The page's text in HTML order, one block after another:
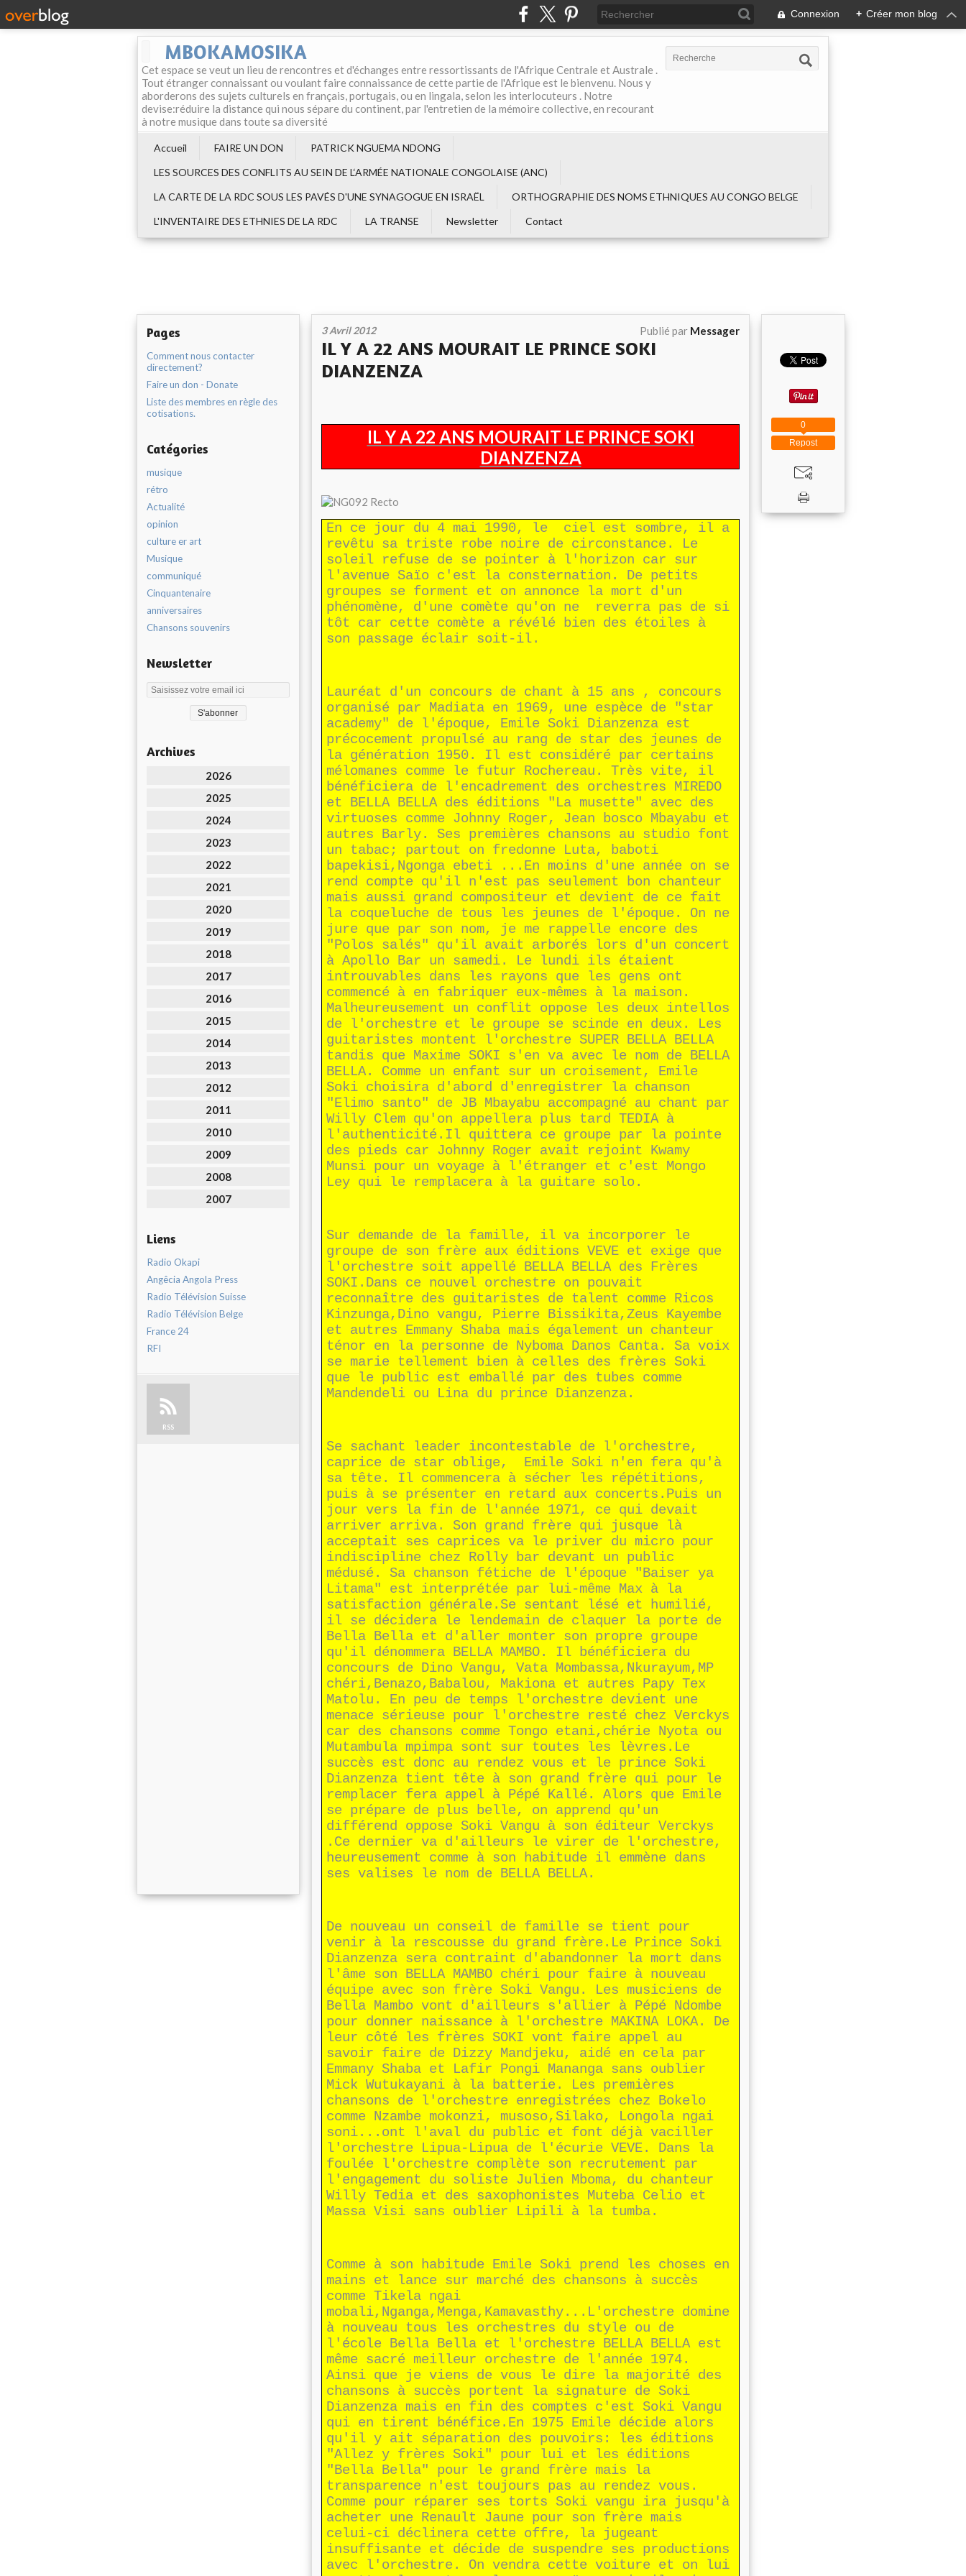
Connexion + Créer mon blog
MBOKAMOSIKA
Cet espace se veut un lieu de rencontres et d'échanges entre ressortissants de l'Afrique Centrale et Australe .
Tout étranger connaissant ou voulant faire connaissance de cette partie de l'Afrique est le bienvenu. Nous y
aborderons des sujets culturels en français, portugais, ou en lingala, selon les interlocuteurs . Notre
devise:réduire la distance qui nous sépare du continent, par l'entretien de la mémoire collective, en recourant
à notre musique dans toute sa diversité
Accueil FAIRE UN DON
PATRICK NGUEMA NDONG
LES SOURCES DES CONFLITS AU SEIN DE L‘ARMÉE NATIONALE CONGOLAISE (ANC)
LA CARTE DE LA RDC SOUS LES PAVÉS D'UNE SYNAGOGUE EN ISRAËL
ORTHOGRAPHIE DES NOMS ETHNIQUES AU CONGO BELGE
L'INVENTAIRE DES ETHNIES DE LA RDC
LA TRANSE Newsletter Contact
Pages
Comment nous contacter
directement?
Faire un don - Donate
Liste des membres en règle des
cotisations.
Catégories
musique
rétro
Actualité
opinion
culture er art
Musique
communiqué
Cinquantenaire
anniversaires
Chansons souvenirs
Newsletter
Archives
2026
2025
2024
2023
2022
2021
2020
2019
2018
2017
2016
2015
2014
2013
2012
2011
2010
2009
2008
2007
Liens
Radio Okapi
Angêcia Angola Press
Radio Télévision Suisse
Radio Télévision Belge
France 24
RFI
RSS
3 Avril 2012 Publié par Messager
IL Y A 22 ANS MOURAIT LE PRINCE SOKI
DIANZENZA
IL Y A 22 ANS MOURAIT LE PRINCE SOKI
DIANZENZA
En ce jour du 4 mai 1990, le ciel est sombre, il a
revêtu sa triste robe noire de circonstance. Le
soleil refuse de se pointer à l'horizon car sur
l'avenue Saïo c'est la consternation. De petits
groupes se forment et on annonce la mort d'un
phénomène, d'une comète qu'on ne reverra pas de si
tôt car cette comète a révélé bien des étoiles à
son passage éclair soit-il.
Lauréat d'un concours de chant à 15 ans , concours
organisé par Madiata en 1969, une espèce de "star
academy" de l'époque, Emile Soki Dianzenza est
précocement propulsé au rang de star des jeunes de
la génération 1950. Il est considéré par certains
mélomanes comme le futur Rochereau. Très vite, il
bénéficiera de l'encadrement des orchestres MIREDO
et BELLA BELLA des éditions "La musette" avec des
virtuoses comme Johnny Roger, Jean bosco Mbayabu et
autres Barly. Ses premières chansons au studio font
un tabac; partout on fredonne Luta, baboti
bapekisi,Ngonga ebeti ...En moins d'une année on se
rend compte qu'il n'est pas seulement bon chanteur
mais aussi grand compositeur et devient de ce fait
la coqueluche de tous les jeunes de l'époque. On ne
jure que par son nom, je me rappelle encore des
"Polos salés" qu'il avait arborés lors d'un concert
à Apollo Bar un samedi. Le lundi ils étaient
introuvables dans les rayons que les gens ont
commencé à en fabriquer eux-mêmes à la maison.
Malheureusement un conflit oppose les deux intellos
de l'orchestre et le groupe se scinde en deux. Les
guitaristes montent l'orchestre SUPER BELLA BELLA
tandis que Maxime SOKI s'en va avec le nom de BELLA
BELLA. Comme un enfant sur un croisement, Emile
Soki choisira d'abord d'enregistrer la chanson
"Elimo santo" de JB Mbayabu accompagné au chant par
Willy Clem qu'on appellera plus tard TEDIA à
l'authenticité.Il quittera ce groupe par la pointe
des pieds car Johnny Roger avait rejoint Kwamy
Munsi pour un voyage à l'étranger et c'est Mongo
Ley qui le remplacera à la guitare solo.
Sur demande de la famille, il va incorporer le
groupe de son frère aux éditions VEVE et exige que
l'orchestre soit appellé BELLA BELLA des Frères
SOKI.Dans ce nouvel orchestre on pouvait
reconnaître des guitaristes de talent comme Ricos
Kinzunga,Dino vangu, Pierre Bissikita,Zeus Kayembe
et autres Emmany Shaba mais également un chanteur
ténor en la personne de Nyboma Danos Canta. Sa voix
se marie tellement bien à celles des frères Soki
que le public est emballé par des tubes comme
Mandendeli ou Lina du prince Dianzenza.
Se sachant leader incontestable de l'orchestre,
caprice de star oblige, Emile Soki n'en fera qu'à
sa tête. Il commencera à sécher les répétitions,
puis à se présenter en retard aux concerts.Puis un
jour vers la fin de l'année 1971, ce qui devait
arriver arriva. Son grand frère qui jusque là
acceptait ses caprices va le priver du micro pour
indiscipline chez Rolly bar devant un public
médusé. Sa chanson fétiche de l'époque "Baiser ya
Litama" est interprétée par lui-même Max à la
satisfaction générale.Se sentant lésé et humilié,
il se décidera le lendemain de claquer la porte de
Bella Bella et d'aller monter son propre groupe
qu'il dénommera BELLA MAMBO. Il bénéficiera du
concours de Dino Vangu, Vata Mombassa,Nkurayum,MP
chéri,Benazo,Babalou, Makiona et autres Papy Tex
Matolu. En peu de temps l'orchestre devient une
menace sérieuse pour l'orchestre resté chez Verckys
car des chansons comme Tongo etani,chérie Nyota ou
Mutambula mpimpa sont sur toutes les lèvres.Le
succès est donc au rendez vous et le prince Soki
Dianzenza tient tête à son grand frère qui pour le
remplacer fera appel à Pépé Kallé. Alors que Emile
se prépare de plus belle, on apprend qu'un
différend oppose Soki Vangu à son éditeur Verckys
.Ce dernier va d'ailleurs le virer de l'orchestre,
heureusement comme à son habitude il emmène dans
ses valises le nom de BELLA BELLA.
De nouveau un conseil de famille se tient pour
venir à la rescousse du grand frère.Le Prince Soki
Dianzenza sera contraint d'abandonner la mort dans
l'âme son BELLA MAMBO chéri pour faire à nouveau
équipe avec son frère Soki Vangu. Les musiciens de
Bella Mambo vont d'ailleurs s'allier à Pépé Ndombe
pour donner naissance à l'orchestre MAKINA LOKA. De
leur côté les frères SOKI vont faire appel au
savoir faire de Dizzy Mandjeku, aidé en cela par
Emmany Shaba et Lafir Pongi Mananga sans oublier
Mick Wutukayani à la batterie. Les premières
chansons de l'orchestre enregistrées chez Bokelo
comme Nzambe mokonzi, musoso,Silako, Longola ngai
soni...ont l'aval du public et font déjà vaciller
l'orchestre Lipua-Lipua de l'écurie VEVE. Dans la
foulée l'orchestre complète son recrutement par
l'engagement du soliste Julien Mboma, du chanteur
Willy Tedia et des saxophonistes Muteba Celio et
Massa Visi sans oublier Lipili à la tumba.
Comme à son habitude Emile Soki prend les choses en
mains et lance sur marché des chansons à succès
comme Tikela ngai
mobali,Nganga,Menga,Kamavasthy...L'orchestre domine
à nouveau tous les orchestres du style ou de
l'école Bella Bella et l'orchestre BELLA BELLA est
même sacré meilleur orchestre de l'année 1974.
Ainsi que je viens de vous le dire la majorité des
chansons à succès portent la signature de Soki
Dianzenza mais en fin des comptes c'est Soki Vangu
qui en tirent bénéfice.En 1975 Emile décide alors
qu'il y ait séparation des pouvoirs: les éditions
"Allez y frères Soki" pour lui et les éditions
"Bella Bella" pour le grand frère mais la
transparence n'est toujours pas au rendez vous.
Comme pour réparer ses torts Soki vangu ira jusqu'à
acheter une Renault Jaune pour son frère mais
celui-ci déclinera cette offre, la jugeant
insuffisante et décide de suspendre ses productions
avec l'orchestre. On vendra cette voiture et on lui
Repost
0